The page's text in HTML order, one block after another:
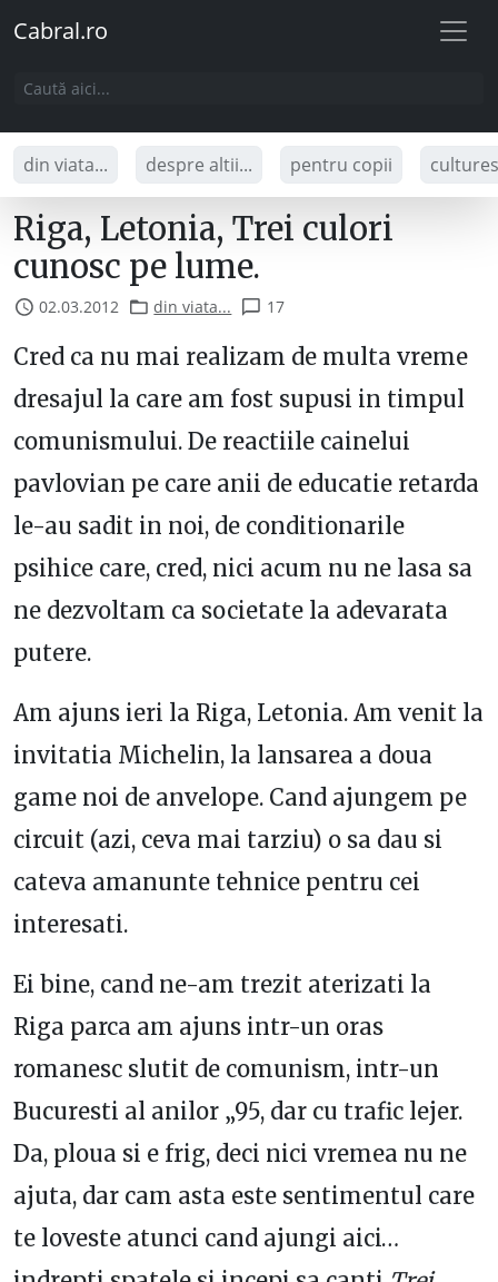
Cabral.ro
din viata... despre altii... pentru copii
Riga, Letonia, Trei culori
cunosc pe lume.
02.03.2012 din viata... 17
Cred ca nu mai realizam de multa vreme
dresajul la care am fost supusi in timpul
comunismului. De reactiile cainelui
pavlovian pe care anii de educatie retarda
le-au sadit in noi, de conditionarile
psihice care, cred, nici acum nu ne lasa sa
ne dezvoltam ca societate la adevarata
putere.
Am ajuns ieri la Riga, Letonia. Am venit la
invitatia Michelin, la lansarea a doua
game noi de anvelope. Cand ajungem pe
circuit (azi, ceva mai tarziu) o sa dau si
cateva amanunte tehnice pentru cei
interesati.
Ei bine, cand ne-am trezit aterizati la
Riga parca am ajuns intr-un oras
romanesc slutit de comunism, intr-un
Bucuresti al anilor „95, dar cu trafic lejer.
Da, ploua si e frig, deci nici vremea nu ne
ajuta, dar cam asta este sentimentul care
te loveste atunci cand ajungi aici…